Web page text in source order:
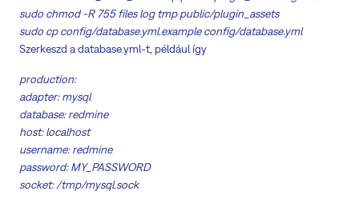
sudo chmod -R 755 files log tmp public/plugin_assets
sudo cp config/database.yml.example config/database.yml
Szerkeszd a database.yml-t, például így
production:
adapter: mysql
database: redmine
host: localhost
username: redmine
password: MY_PASSWORD
socket: /tmp/mysql.sock